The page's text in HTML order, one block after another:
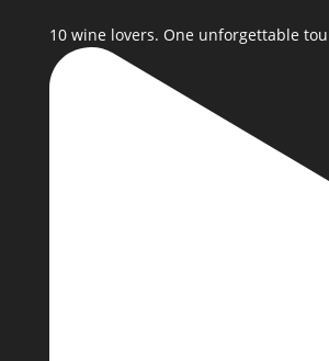
10 wine lovers. One unforgettable